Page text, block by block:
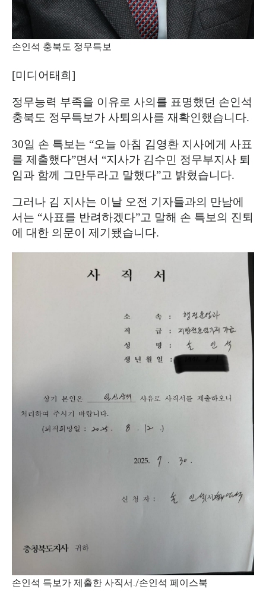
손인석 충북도 정무특보
[미디어태희 ]
정무능력 부족을 이유로 사의를 표명했던 손인석
충북도 정무특보가 사퇴의사를 재확인했습니다.
30일 손 특보는 “오늘 아침 김영환 지사에게 사표
를 제출했다”면서 “지사가 김수민 정무부지사 퇴
임과 함께 그만두라고 말했다”고 밝혔습니다.
그러나 김 지사는 이날 오전 기자들과의 만남에
서는 “사표를 반려하겠다”고 말해 손 특보의 진퇴
에 대한 의문이 제기됐습니다.
손인석 특보가 제출한 사직서./손인석 페이스북